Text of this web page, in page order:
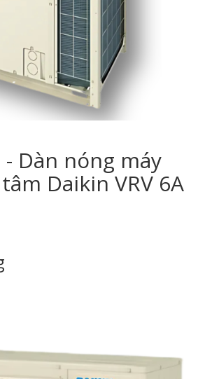
- Dàn nóng máy
Daikin VRV 6A